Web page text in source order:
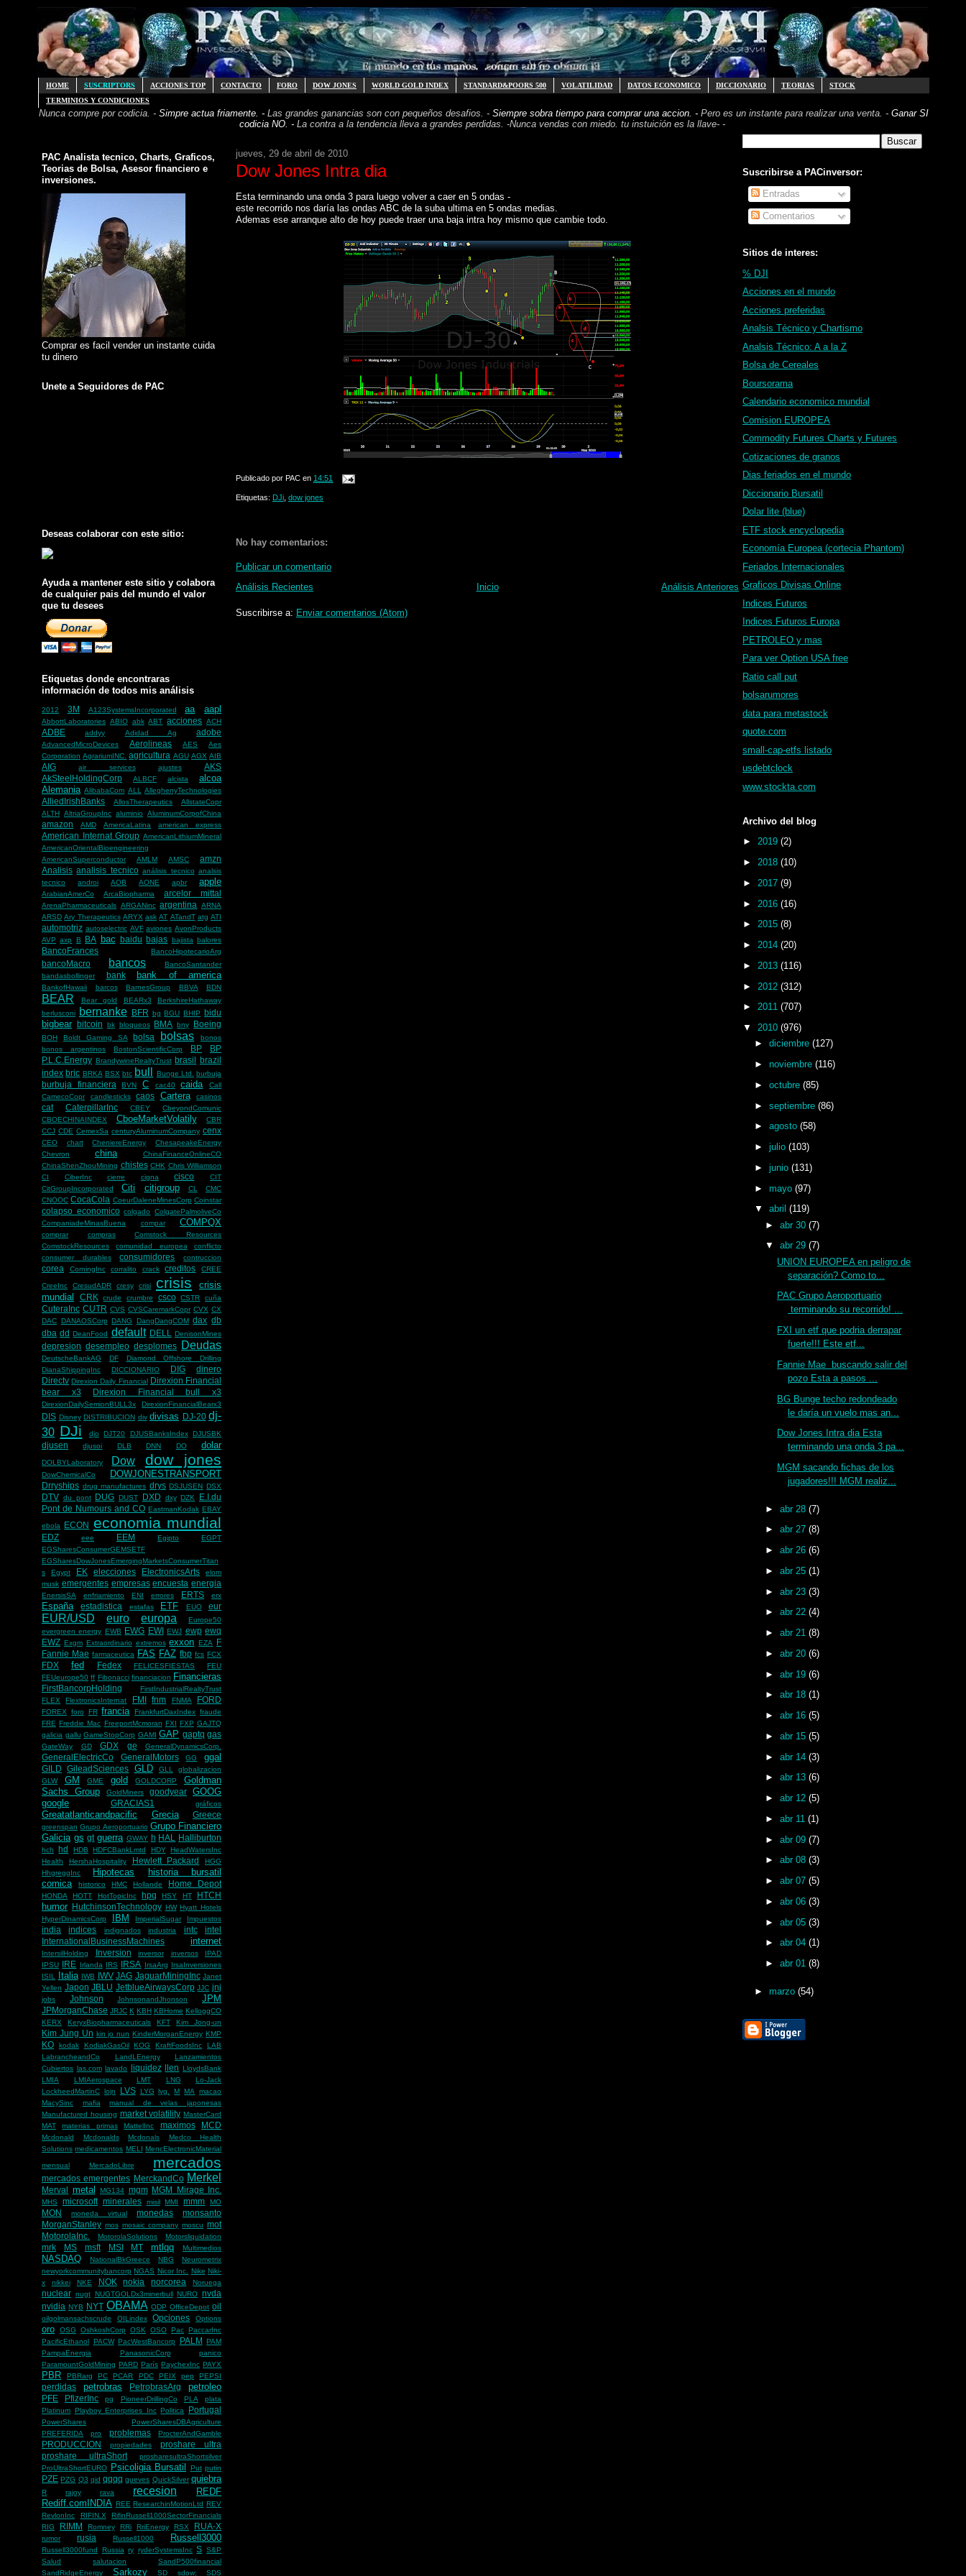
HOME SUSCRIPTORS ACCIONES TOP CONTACTO FORO DOW JONES WORLD GOLD INDEX STANDARD&POORS 500 VOLATILIDAD DATOS ECONOMICO DICCIONARIO TEORIAS
STOCK
TERMINIOS Y CONDICIONES
Nunca compre por codicia. - Simpre actua friamente. - Las grandes ganancias son con pequeños desafios. - Siempre sobra tiempo para comprar una accion. - Pero es un instante para realizar una venta. - Ganar SI
codicia NO. - La contra a la tendencia lleva a grandes perdidas. -Nunca vendas con miedo. tu instuición es la llave- -
PAC Analista tecnico, Charts, Graficos,
Teorias de Bolsa, Asesor financiero e
inversiones.
Comprar es facil vender un instante cuida
tu dinero
Unete a Seguidores de PAC
Deseas colaborar con este sitio:
Ayuda a mantener este sitio y colabora
de cualquier pais del mundo el valor
que tu desees
Etiquetas donde encontraras
información de todos mis análisis
2012 3M A123SystemsIncorporated aa aapl
AbbottLaboratories ABIO abk ABT acciones ACH
ADBE addyy Adidad Ag adobe
AdvancedMicroDevices Aerolineas AES
Aes
Corporation AgrariumINC. agricultura AGU AGX AIB
AIG air services ajustes
AKS
AkSteelHoldingCorp
ALBCF alcista
alcoa
Alemania AlibabaCom ALL AlleghenyTechnologies
AlliedIrishBanks AllosTherapeutics
AllstateCopr
ALTH
AltriaGroupInc aluminio AluminumCorpofChina
amazon AMD AmericaLatina american express
American Internat Group AmericanLithiumMineral
AmericanOrientalBioengineering
AmericanSuperconductor
AMLM AMSC
amzn
Analisis analisis tecnico análisis tecnico analsis
tecnico
androi AOB AONE apbr apple
ArabianAmerCo ArcaBiopharma arcelor mittal
ArenaPharmaceuticals ARGANinc argentina
ARNA
ARSD Ary Therapeutics ARYX ask AT ATandT atg ATI
automotriz autoselectric AVF aviones AvonProducts
AVP axp B BA bac baidu bajas bajista balores
BancoFrances BancoHipotecarioArg
bancoMacro bancos
BancoSantander
bandasbollinger
bank bank of america
BankofHawaii barcos BarnesGroup BBVA BDN
BEAR Bear gold BEARx3
BerkshireHathaway
berlusconi
bernanke BFR bg BGU BHIP bidu
bigbear bitcoin bk bloqueos BMA bny Boeing
BOH Boldt Gaming SA bolsa bolsas
bonos
bonos argentinos
BostonScientificCorp BP
BP
P.L.C.Energy BrandywineRealtyTrust brasil
brazil
index bric BRKA BSX btc bull Bunge Ltd. burbuja
burbuja financiera BVN C cac40 caida
Call
CamecoCopr
candlesticks caos Cartera casinos
cat CaterpillarInc CBEY
CbeyondComunic
CBOECHINAINDEX
CboeMarketVolatily
CBR
CCJ CDE CemexSa centuryAluminumCompany cenx
CEO chart CheniereEnergy
ChesapeakeEnergy
Chevron
china
ChinaFinanceOnlineCO
ChinaShenZhouMining chistes CHK Chris Williamson
CI
CiberInc cierre cigna cisco
CIT
CitGroupIncorporated
Citi citigroup CL
CMC
CNOOC CocaCola CoeurDaleneMinesCorp Coinstar
colapso economico colgado
ColgatePalmoliveCo
CompaniadeMinasBuena
compar COMPQX
comprar compras
Comstock Resources
ComstockResources
comunidad europea
conflicto
consumer durables
consumidores contruccion
corea CorningInc corralito crack creditos CREE
CreeInc CresudADR cresy crisi crisis
crisis
mundial
CRK crude crumbre csco CSTR cuña
CuteraInc CUTR CVS CVSCaremarkCopr CVX CX
DAC
DANAOSCorp DANG DangDangCOM dax db
dba dd DeanFood default DELL DenisonMines
depresion desempleo desplomes Deudas
DeutscheBankAG DF
Diamond Offshore Drilling
DianaShippingInc
DICCIONARIO DIG
dinero
Directv Direxion Daily Financial
Direxion Financial
bear x3
Direxion Financial bull x3
DirexionDailySemionBULL3x DirexionFinancialBearx3
DIS Disney DISTRIBUCION div divisas DJ-20 dj-
30 DJi djo DJT20 DJUSBanksIndex DJUSBK
djusen djusoi DLB DNN DO dolar
DOLBYLaboratory Dow dow jones
DowChemicalCo DOWJONESTRANSPORT
Drryships drug manufactures drys DSJUSEN DSX
DTV du pont DUG DUST DXD dxy DZK
E.I.du
Pont de Numours and CO EastmanKodak EBAY
ebola ECON economia mundial
EDZ eee EEM Egipto
EGPT
EGSharesConsumerGEMSETF
EGSharesDowJonesEmergingMarketsConsumerTitan
s
Egypt EK elecciones ElectronicsArts
elom
musk emergentes empresas encuesta energia
EnersisSA enfriamiento ENI errores ERTS erx
España estadistica estafas ETF EUO eur
EUR/USD euro europa
Europe50
evergreen energy EWB EWG EWI EWJ ewp ewq
EWZ Exgm Extraordinario extremos exxon EZA
F
Fannie Mae farmaceutica FAS FAZ fbp fcs FCX
FDX fed Fedex FELICESFIESTAS
FEU
FEUeurope50 ff Fibonacci financiacion Financieras
FirstBancorpHolding
FirstIndustrialRealtyTrust
FLEX
FlextronicsInternat FMI fnm FNMA FORD
FOREX foro FR francia FrankfurtDaxIndex fraude
FRE Freddie Mac FreeportMcmoran FXI FXP GAJTQ
galicia gallu GameStopCorp GAMI GAP gaptq gas
GateWay GD GDX ge GeneralDynamicsCorp.
GeneralElectricCo GeneralMotors GG ggal
GILD GileadSciences GLD GLL
globalizacion
GLW
GM GME gold GOLDCORP
Goldman
Sachs Group
GoldMiners goodyear
GOOG
google
GRACIAS1 gráficos
Greatatlanticandpacific Grecia Greece
greenspan Grupo Aeroportuario Grupo Financiero
Galicia gs gt guerra GWAY h HAL Halliburton
hch hd HDB HDFCBankLmtd HDY
HeadWatersInc
Health
HershaHospitality Hewlett Packard
HGG
HhgreggInc
Hipotecas
historia bursatil
comica
historico HMC Hollande Home Depot
HONDA HOTT HotTopicInc hpq HSY HT HTCH
humor HutchinsonTechnology HW Hyatt Hotels
HyperDinamicsCorp
IBM ImperialSugar Impuestos
india indices indignados industria intc
intel
InternationalBusinessMachines
internet
IntersilHolding Inversion inversor inversos
IPAD
IPSU
IRE Irlanda IRS IRSA IrsaArg
IrsaInversiones
ISIL
Italia IWB IWV JAG JaguarMiningInc Janet
Yellen Japon JBLU JetblueAirwaysCorp JJC jnj
jobs Johnson JohnsonandJhonson JPM
JPMorganChase JRJC K KBH KBHome KelloggCO
KERX
KeryxBiopharmaceuticals KFT Kim Jong-un
Kim Jung Un kin jo nun KinderMorganEnergy KMP
KO kodak KodiakGasOil KOG KraftFoodsInc
LAB
LabrancheandCo
LandLEnergy
Lanzamientos
Cubiertos
las.com lavado liquidez llen
LloydsBank
LMIA
LMIAerospace LMT LNG
Lo-Jack
LockheedMartinC
lojn LVS LYG lyg. M MA macao
MacySinc
mafia
manual de velas japonesas
Manufactured housing market volatility MasterCard
MAT
materias primas MattelInc maximos MCD
Mcdonald Mcdonalds Mcdonals
Medco Health
Solutions medicamentos MELI MencElectronicMaterial
mensual MercadoLibre mercados
mercados emergentes MerckandCo Merkel
Merval metal MG134 mgm MGM Mirage Inc.
MHS microsoft minerales misil MMI mmm MO
MON moneda virtual monedas
monsanto
MorganStanley mos mosaic company moscu mot
MotorolaInc.
MotorolaSolutions Motorsliquidation
mrk MS msft MSI MT mtlqq Multimedios
NASDAQ NationalBkGreece NBG
Neurometrix
newyorkcommunitybancorp NGAS Nicor Inc. Nike Niki-
x
nikkei NKE NOK nokia norcorea Noruega
nuclear nugt NUGTGOLDx3minerbull NURO nvda
nvidia NYB NYT OBAMA ODP OfficeDepot oil
oilgolmansachscrude OILindex Opciones Options
oro OSG OshkoshCorp OSK OSO Pac
PaccarInc
PacificEthanol
PACW PacWestBancorp PALM
PAM
PampaEnergia
PanasonicCorp
panico
ParamountGoldMining PARD París PaychexInc PAYX
PBR PBRarg PC PCAR PDC PEIX pep PEPSI
perdidas petrobras PetrobrasArg petroleo
PFE PfizerInc pg PioneerDrillingCo PLA
plata
Platinum
Playboy Enterprises Inc Politica Portugal
PowerShares
PowerSharesDBAgriculture
PREFERIDA
pro problemas ProcterAndGamble
PRODUCCION propiedades
proshare ultra
proshare ultraShort
prosharesultraShortsilver
ProUltraShortEURO
Psicoligia Bursatil Put putin
PZE PZG Q3 qid qqqq queves QuickSilver quiebra
R rajoy rava recesion
REDF
Rediff.comINDIA REE ResearchinMotionLtd
REV
RevlonInc
RIFIN.X
RifinRussell1000SectorFinancials
RIG
RIMM Romney RRi RriEnergy RSX RUA-X
rumor rusia Russell1000 Russell3000
Russell3000fund Russia ry ryderSystemsInc S S&P
Salud
salutacion
SandP500financial
SandRidgeEnergy
Sarkozy SD sdow; SDS
jueves, 29 de abril de 2010
Dow Jones Intra dia
Esta terminando una onda 3 para luego volver a caer en 5 ondas -
este recorrido nos daría las ondas ABC de la suba ultima en 5 ondas medias.
Ademas ese arranque alto de hoy puede traer una baja intra hoy mismo que cambie todo.
Publicado por PAC en 14:51
Etiquetas: DJi, dow jones
No hay comentarios:
Publicar un comentario
Análisis Recientes
Análisis Anteriores
Inicio
Suscribirse a: Enviar comentarios (Atom)
Suscribirse a PACinversor:
Entradas
Comentarios
Sitios de interes:
% DJI
Acciones en el mundo
Acciones preferidas
Analsis Técnico y Chartismo
Analsis Técnico: A a la Z
Bolsa de Cereales
Boursorama
Calendario economico mundial
Comision EUROPEA
Commodity Futures Charts y Futures
Cotizaciones de granos
Dias feriados en el mundo
Diccionario Bursatil
Dolar lite (blue)
ETF stock encyclopedia
Economía Europea (cortecia Phantom)
Feriados Internacionales
Graficos Divisas Online
Indices Futuros
Indices Futuros Europa
PETROLEO y mas
Para ver Option USA free
Ratio call put
bolsarumores
data para metastock
quote.com
small-cap-etfs listado
usdebtclock
www.stockta.com
Archivo del blog
► 2019 (2)
► 2018 (10)
► 2017 (9)
► 2016 (16)
► 2015 (8)
► 2014 (20)
► 2013 (116)
► 2012 (312)
► 2011 (707)
▼ 2010 (976)
► diciembre (127)
► noviembre (116)
► octubre (85)
► septiembre (86)
► agosto (58)
► julio (103)
► junio (131)
► mayo (97)
▼ abril (119)
►abr 30(7)
▼abr 29(7)
UNION EUROPEA en peligro de
separación? Como to...
PAC Grupo Aeroportuario
terminando su recorrido! ...
FXI un etf que podria derrapar
fuerte!!! Este etf...
Fannie Mae buscando salir del
pozo Esta a pasos ...
BG Bunge techo redondeado
le daría un vuelo mas an...
Dow Jones Intra dia Esta
terminando una onda 3 pa...
MGM sacando fichas de los
jugadores!!! MGM realiz...
►abr 28(7)
►abr 27(8)
►abr 26(6)
►abr 25(1)
►abr 23(3)
►abr 22(4)
►abr 21(8)
►abr 20(6)
►abr 19(6)
►abr 18(1)
►abr 16(5)
►abr 15(5)
►abr 14(3)
►abr 13(6)
►abr 12(5)
►abr 11(1)
►abr 09(7)
►abr 08(3)
►abr 07(5)
►abr 06(3)
►abr 05(3)
►abr 04(1)
►abr 01(8)
► marzo (54)